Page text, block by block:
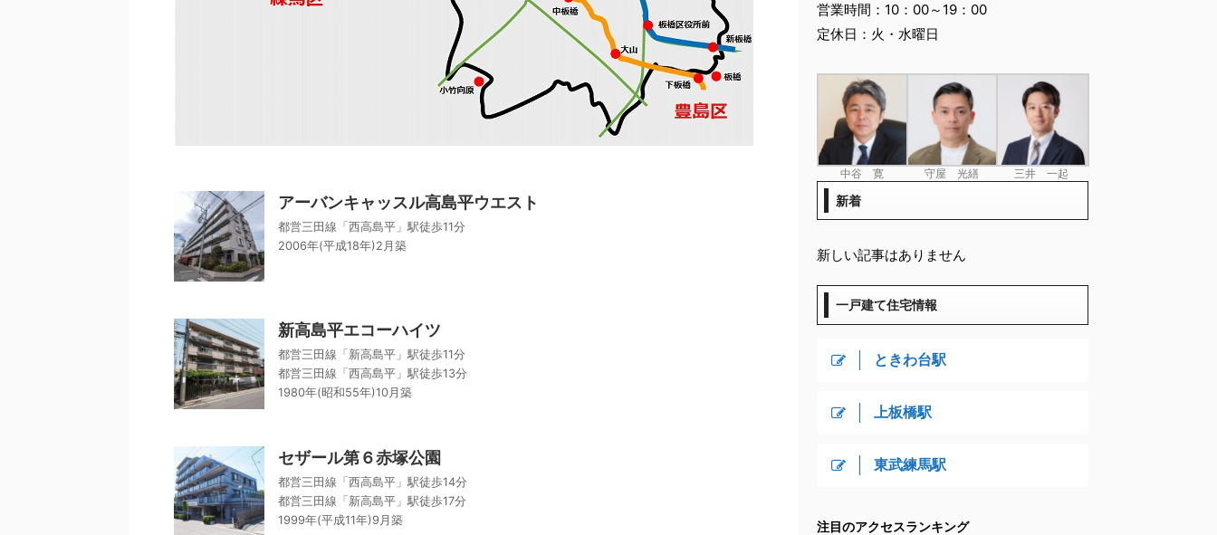
アーバンキャッスル高島平ウエスト
都営三田線「西高島平」駅徒歩11分
2006年(平成18年)2月築
新高島平エコーハイツ
都営三田線「新高島平」駅徒歩11分
都営三田線「西高島平」駅徒歩13分
1980年(昭和55年)10月築
セザール第６赤塚公園
都営三田線「西高島平」駅徒歩14分
都営三田線「新高島平」駅徒歩17分
1999年(平成11年)9月築
営業時間：10：00～19：00
定休日：火・水曜日
中谷 寛 守屋 光繕 三井 一起
新着
新しい記事はありません
一戸建て住宅情報
ときわ台駅
上板橋駅
東武練馬駅
注目のアクセスランキング